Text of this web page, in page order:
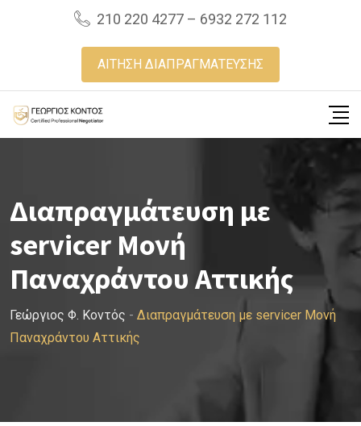
210 220 4277 – 6932 272 112
ΑΙΤΗΣΗ ΔΙΑΠΡΑΓΜΑΤΕΥΣΗΣ
Διαπραγμάτευση με
servicer Μονή
Παναχράντου Αττικής
Γεώργιος Φ. Κοντός - Διαπραγμάτευση με servicer Μονή
Παναχράντου Αττικής